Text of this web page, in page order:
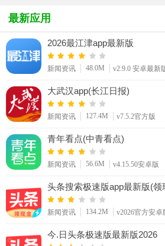
最新应用
2026最江津app最新版
新闻资讯 48.0M v2.9.0 安卓最新
大武汉app(长江日报)
新闻资讯 127.4M v7.5.2官方版
青年看点(中青看点)
新闻资讯 56.6M v4.15.50安卓版
头条搜索极速版app最新版(领
新闻资讯 134.2M v2026官方安卓
今.日头条极速版最新版2026